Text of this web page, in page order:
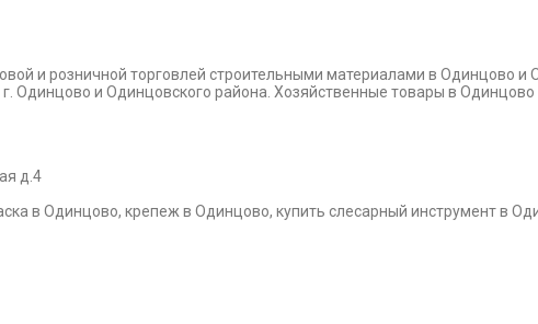
и розничной торговлей строительными материалами в Одинцово
Одинцово и Одинцовского района. Хозяйственные товары в Одинцово
д.4
в Одинцово, крепеж в Одинцово, купить слесарный инструмент в